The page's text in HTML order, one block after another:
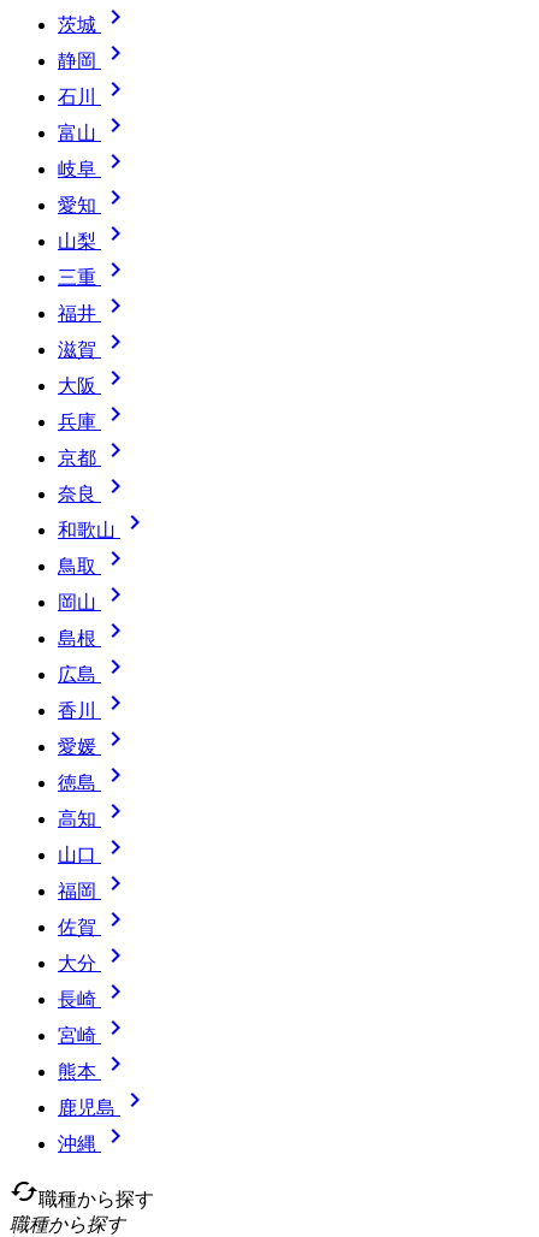
茨城 
静岡 
石川 
富山 
岐阜 
愛知 
山梨 
三重 
福井 
滋賀 
大阪 
兵庫 
京都 
奈良 
和歌山 
鳥取 
岡山 
島根 
広島 
香川 
愛媛 
徳島 
高知 
山口 
福岡 
佐賀 
大分 
長崎 
宮崎 
熊本 
鹿児島 
沖縄

cached職種から探す
職種から探す